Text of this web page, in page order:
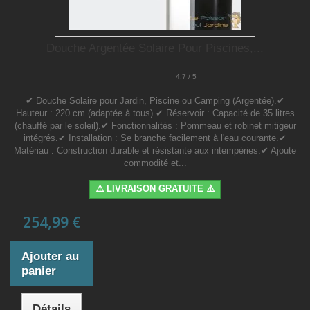
4.7 / 5
✔ Douche Solaire pour Jardin, Piscine ou Camping (Argentée).✔
Hauteur : 220 cm (adaptée à tous).✔ Réservoir : Capacité de 35 litres
(chauffé par le soleil).✔ Fonctionnalités : Pommeau et robinet mitigeur
intégrés.✔ Installation : Se branche facilement à l'eau courante.✔
Matériau : Construction durable et résistante aux intempéries.✔ Ajoute
commodité et...
⚠️ LIVRAISON GRATUITE ⚠️
254,99 €
Ajouter au
panier